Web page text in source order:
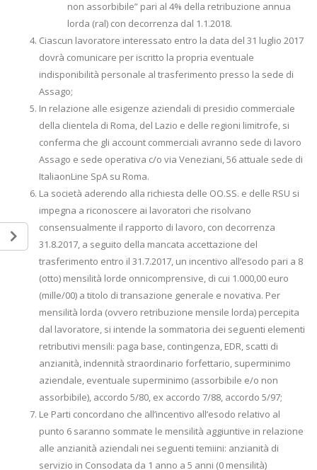
non assorbibile” pari al 4% della retribuzione annua
lorda (ral) con decorrenza dal 1.1.2018.
Ciascun lavoratore interessato entro la data del 31 luglio 2017
dovrà comunicare per iscritto la propria eventuale
indisponibilità personale al trasferimento presso la sede di
Assago;
In relazione alle esigenze aziendali di presidio commerciale
della clientela di Roma, del Lazio e delle regioni limitrofe, si
conferma che gli account commerciali avranno sede di lavoro
Assago e sede operativa c/o via Veneziani, 56 attuale sede di
ItaliaonLine SpA su Roma.
La società aderendo alla richiesta delle OO.SS. e delle RSU si
impegna a riconoscere ai lavoratori che risolvano
consensualmente il rapporto di lavoro, con decorrenza
31.8.2017, a seguito della mancata accettazione del
trasferimento entro il 31.7.2017, un incentivo all’esodo pari a 8
(otto) mensilità lorde onnicomprensive, di cui 1.000,00 euro
(mille/00) a titolo di transazione generale e novativa. Per
mensilità lorda (ovvero retribuzione mensile lorda) percepita
dal lavoratore, si intende la sommatoria dei seguenti elementi
retributivi mensili: paga base, contingenza, EDR, scatti di
anzianità, indennità straordinario forfettario, superminimo
aziendale, eventuale superminimo (assorbibile e/o non
assorbibile), accordo 5/80, ex accordo 7/88, accordo 5/97;
Le Parti concordano che all’incentivo all’esodo relativo al
punto 6 saranno sommate le mensilità aggiuntive in relazione
alle anzianità aziendali nei seguenti temiini: anzianità di
servizio in Consodata da 1 anno a 5 anni (0 mensilità)